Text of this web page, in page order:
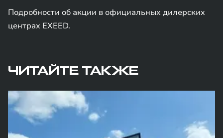
Подробности об акции в официальных дилерских
центрах EXEED.
ЧИТАЙТЕ ТАКЖЕ